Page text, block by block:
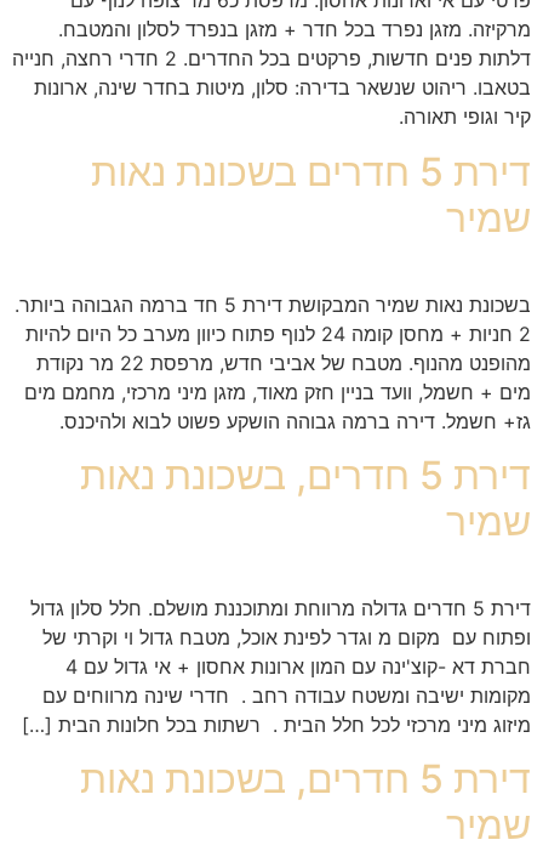
מרקיזה. מזגן נפרד בכל חדר + מזגן בנפרד לסלון והמטבח.
דלתות פנים חדשות, פרקטים בכל החדרים. 2 חדרי רחצה, חנייה
בטאבו. ריהוט שנשאר בדירה: סלון, מיטות בחדר שינה, ארונות
קיר וגופי תאורה.
דירת 5 חדרים בשכונת נאות
שמיר
בשכונת נאות שמיר המבקושת דירת 5 חד ברמה הגבוהה ביותר.
2 חניות + מחסן קומה 24 לנוף פתוח כיוון מערב כל היום להיות
מהופנט מהנוף. מטבח של אביבי חדש, מרפסת 22 מר נקודת
מים + חשמל, וועד בניין חזק מאוד, מזגן מיני מרכזי, מחמם מים
גז+ חשמל. דירה ברמה גבוהה הושקע פשוט לבוא ולהיכנס.
דירת 5 חדרים, בשכונת נאות
שמיר
דירת 5 חדרים גדולה מרווחת ומתוכננת מושלם. חלל סלון גדול
ופתוח עם מקום מ וגדר לפינת אוכל, מטבח גדול וי וקרתי של
חברת דא -קוצ'ינה עם המון ארונות אחסון + אי גדול עם 4
מקומות ישיבה ומשטח עבודה רחב . חדרי שינה מרווחים עם
מיזוג מיני מרכזי לכל חלל הבית . רשתות בכל חלונות הבית […]
דירת 5 חדרים, בשכונת נאות
שמיר